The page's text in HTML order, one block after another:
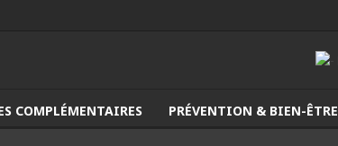
COMPLÉMENTAIRES PRÉVENTION & BIEN-ÊTRE